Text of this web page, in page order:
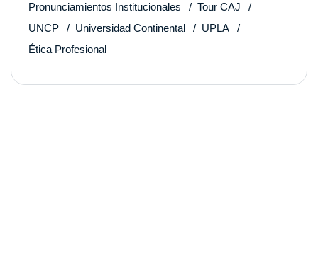
Pronunciamientos Institucionales
Tour CAJ
UNCP
Universidad Continental
UPLA
Ética Profesional